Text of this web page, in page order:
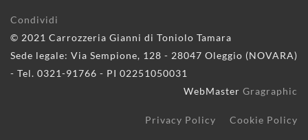
Condividi
© 2021 Carrozzeria Gianni di Toniolo Tamara
Sede legale: Via Sempione, 128 - 28047 Oleggio (NOVARA)
- Tel. 0321-91766 - PI 02251050031
WebMaster Gragraphic
Privacy Policy Cookie Policy